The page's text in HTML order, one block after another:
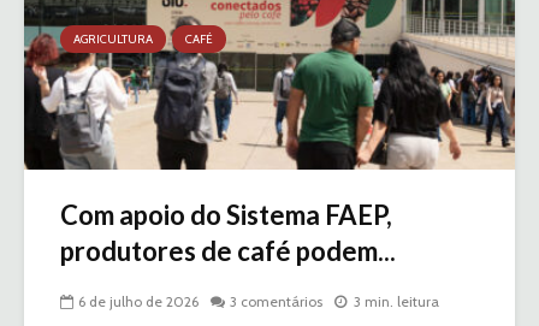
AGRICULTURA CAFÉ
Com apoio do Sistema FAEP,
produtores de café podem...
6 de julho de 2026 3 comentários 3 min. leitura